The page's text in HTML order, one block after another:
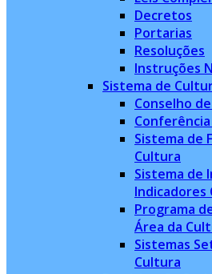
Decretos
Portarias
Resoluções
Instruções
Sistema de
Conselho
Sistema de
Cultura
Sistema de
Indicadores
Programa
Área da
Sistemas
Cultura